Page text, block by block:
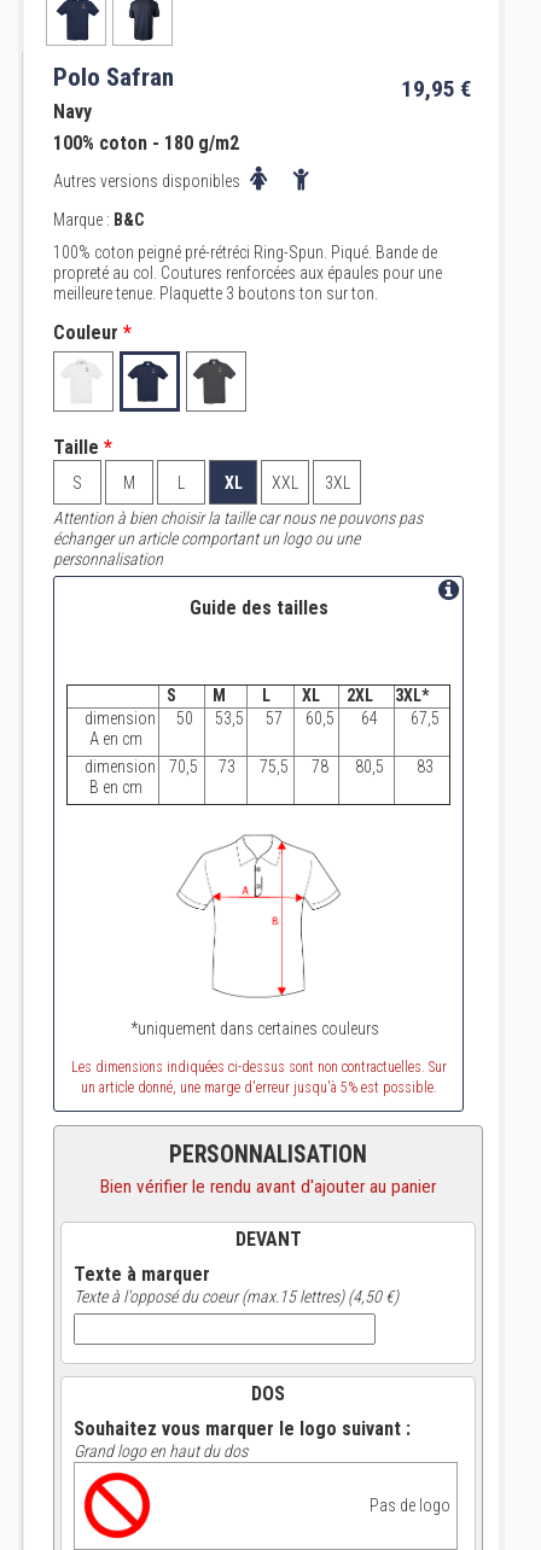
Polo Safran 19,95 €
Navy
100% coton - 180 g/m2
Autres versions disponibles
Marque : B&C
100% coton peigné pré-rétréci Ring-Spun. Piqué. Bande de
propreté au col. Coutures renforcées aux épaules pour une
meilleure tenue. Plaquette 3 boutons ton sur ton.
Couleur *
Taille *
S M XL XXL
3XL
Attention à bien choisir la taille car nous ne pouvons pas
échanger un article comportant un logo ou une
personnalisation
Guide des tailles
S M L XL 2XL
3XL*
dimension
A en cm
50 53,5 57 60,5 64 67,5
dimension
B en cm
70,5 73 75,5 78 80,5 83
*uniquement dans certaines couleurs
Les dimensions indiquées ci-dessus sont non contractuelles. Sur
un article donné, une marge d'erreur jusqu'à 5% est possible.
PERSONNALISATION
Bien vérifier le rendu avant d'ajouter au panier
DEVANT
Texte à marquer
Texte à l'opposé du coeur (max.15 lettres) (4,50 €)
DOS
Souhaitez vous marquer le logo suivant :
Grand logo en haut du dos
Pas de logo